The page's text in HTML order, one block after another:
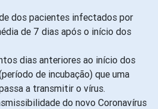
dos pacientes infectados por
de 7 dias após o início dos
dias anteriores ao início dos
de incubação) que uma
a transmitir o vírus.
do novo Coronavírus